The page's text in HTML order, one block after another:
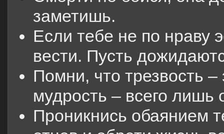
заметишь.
Если тебе не по нраву
вести. Пусть
Помни, что трезвость
мудрость – всего
Проникнись обаянием